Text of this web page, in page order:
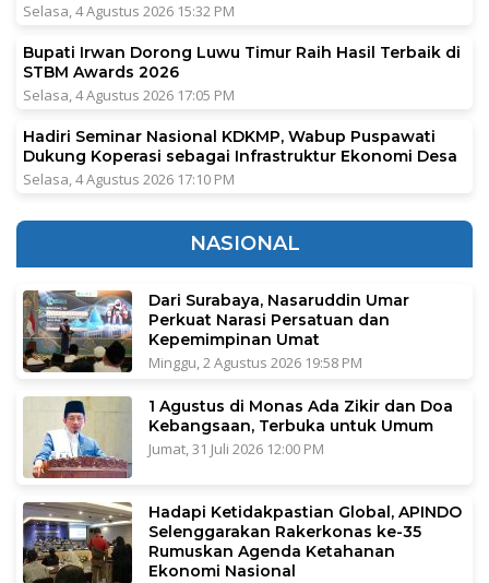
Selasa, 4 Agustus 2026 15:32 PM
Bupati Irwan Dorong Luwu Timur Raih Hasil Terbaik di
STBM Awards 2026
Selasa, 4 Agustus 2026 17:05 PM
Hadiri Seminar Nasional KDKMP, Wabup Puspawati
Dukung Koperasi sebagai Infrastruktur Ekonomi Desa
Selasa, 4 Agustus 2026 17:10 PM
NASIONAL
Dari Surabaya, Nasaruddin Umar
Perkuat Narasi Persatuan dan
Kepemimpinan Umat
Minggu, 2 Agustus 2026 19:58 PM
1 Agustus di Monas Ada Zikir dan Doa
Kebangsaan, Terbuka untuk Umum
Jumat, 31 Juli 2026 12:00 PM
Hadapi Ketidakpastian Global, APINDO
Selenggarakan Rakerkonas ke-35
Rumuskan Agenda Ketahanan
Ekonomi Nasional